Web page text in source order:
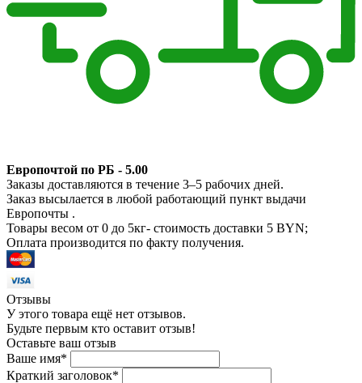
Европочтой по РБ - 5.00
Заказы доставляются в течение 3–5 рабочих дней.
Заказ высылается в любой работающий пункт выдачи
Европочты .
Товары весом от 0 до 5кг- стоимость доставки 5 BYN;
Оплата производится по факту получения.
Отзывы
У этого товара ещё нет отзывов.
Будьте первым кто оставит отзыв!
Оставьте ваш отзыв
Ваше имя*
Краткий заголовок*